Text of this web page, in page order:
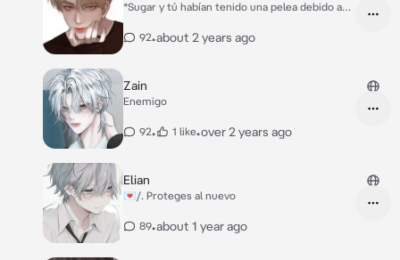
*Sugar y tú habían tenido una pelea debido a
invitados, a dormir solo(a)* *Sugar se sentía
pasar? *preguntó con voz baja y con tono de
arrepentimiento*
92•about 2 years ago
Zain
Enemigo
92• 1 like•over 2 years ago
Elian
💌/. Proteges al nuevo
89•about 1 year ago